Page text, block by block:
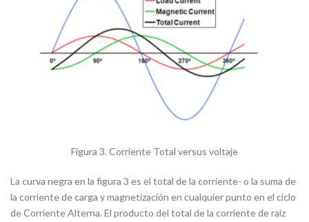
Figura 3. Corriente Total versus voltaje
La curva negra en la figura 3 es el total de la corriente- o la suma de
la corriente de carga y magnetización en cualquier punto en el ciclo
de Corriente Alterna. El producto del total de la corriente de raíz